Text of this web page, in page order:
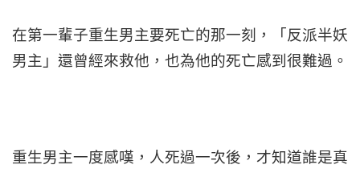
在第一輩子重生男主要死亡的那一刻，「反派半妖
男主」還曾經來救他，也為他的死亡感到很難過。
重生男主一度感嘆，人死過一次後，才知道誰是真